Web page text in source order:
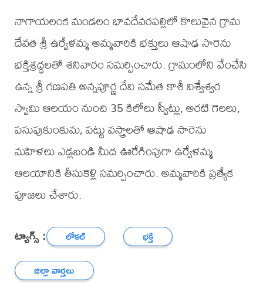
నాగాయలంక మండలం భావదేవరపల్లిలో కొలువైన గ్రామ
దేవత శ్రీ ఉర్వేళమ్మ అమ్మవారికి భక్తులు ఆషాఢ సారెను
భక్తిశ్రద్ధలతో శనివారం సమర్పించారు. గ్రామంలోని వేంచేసి
ఉన్న శ్రీ గణపతి అన్నపూర్ణ దేవి సమేత కాశీ విశ్వేశ్వర
స్వామి ఆలయం నుంచి 35 కిలోలు స్వీట్లు, అరటి గెలలు,
పసుపుకుంకుమ, పట్టు వస్త్రాలతో ఆషాఢ సారెను
మహిళలు ఎడ్లబండి మీద ఊరేగింపుగా ఉర్వేళమ్మ
ఆలయానికి తీసుకెళ్లి సమర్పించారు. అమ్మవారికి ప్రత్యేక
పూజలు చేశారు.
ట్యాగ్స్ : లోకల్
భక్తి
జిల్లా వార్తలు